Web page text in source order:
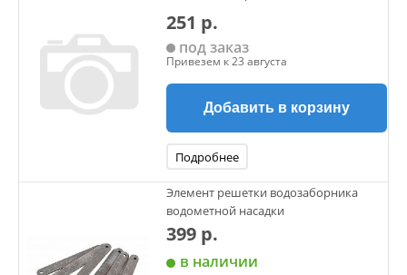
251 р.
под заказ
Привезем к 23 августа
Добавить в корзину
Подробнее
Элемент решетки водозаборника
водометной насадки
399 р.
в наличии